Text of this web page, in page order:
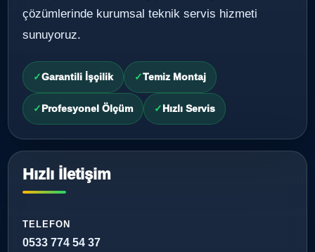
çözümlerinde kurumsal teknik servis hizmeti
sunuyoruz.
Garantili İşçilik Temiz Montaj
Profesyonel Ölçüm Hızlı Servis
Hızlı İletişim
TELEFON
0533 774 54 37